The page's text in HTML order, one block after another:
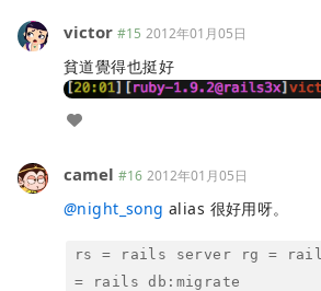
victor #15 2012年01月05日
貧道覺得也挺好
camel #16 2012年01月05日
@night_song alias 很好用呀。
rs = rails server rg =
= rails db:migrate